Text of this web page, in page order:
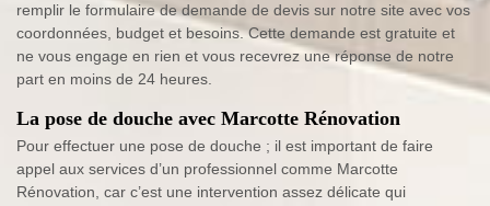
remplir le formulaire de demande de devis sur notre site avec vos
coordonnées, budget et besoins. Cette demande est gratuite et
ne vous engage en rien et vous recevrez une réponse de notre
part en moins de 24 heures.
La pose de douche avec Marcotte Rénovation
Pour effectuer une pose de douche ; il est important de faire
appel aux services d’un professionnel comme Marcotte
Rénovation, car c’est une intervention assez délicate qui